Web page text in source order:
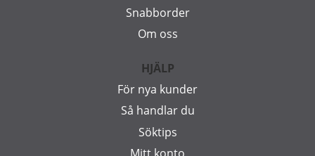
Snabborder
Om oss
HJÄLP
För nya kunder
Så handlar du
Söktips